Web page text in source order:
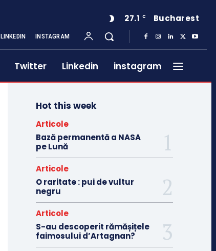
27.1 C Bucharest
LINKEDIN INSTAGRAM
Twitter Linkedin instagram
Hot this week
Articole
Bază permanentă a NASA
pe Lună
Articole
O raritate : pui de vultur
negru
Articole
S-au descoperit rămășițele
faimosului d’Artagnan?